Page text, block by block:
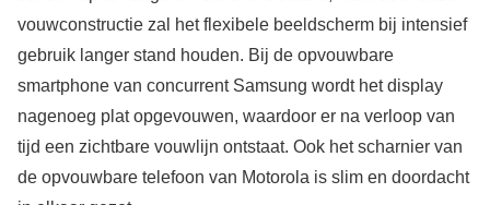
vouwconstructie zal het flexibele beeldscherm bij intensief
gebruik langer stand houden. Bij de opvouwbare
smartphone van concurrent Samsung wordt het display
nagenoeg plat opgevouwen, waardoor er na verloop van
tijd een zichtbare vouwlijn ontstaat. Ook het scharnier van
de opvouwbare telefoon van Motorola is slim en doordacht